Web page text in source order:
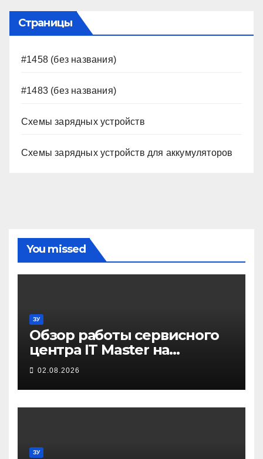
Страницы
#1458 (без названия)
#1483 (без названия)
Схемы зарядных устройств
Схемы зарядных устройств для аккумуляторов
You missed
ЗУ
Обзор работы сервисного
центра IT Master на
примере ремонта
домашнего принтера
02.08.2026
ЗУ